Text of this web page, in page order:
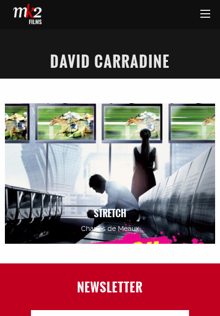
DAVID CARRADINE
STRETCH
Charles de Meaux
NEWSLETTER